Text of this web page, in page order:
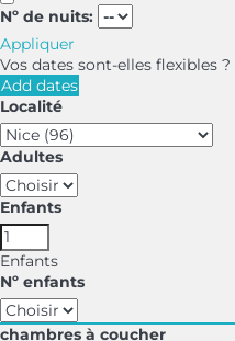
Nº de nuits:
Appliquer
Vos dates sont-elles flexibles ?
Add dates
Localité
Adultes
Enfants
Enfants
Nº enfants
chambres à coucher